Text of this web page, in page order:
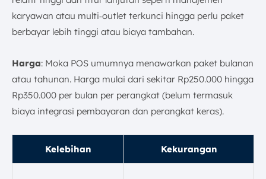
karyawan atau multi‑outlet terkunci hingga perlu paket
berbayar lebih tinggi atau biaya tambahan.
Harga: Moka POS umumnya menawarkan paket bulanan
atau tahunan. Harga mulai dari sekitar Rp250.000 hingga
Rp350.000 per bulan per perangkat (belum termasuk
biaya integrasi pembayaran dan perangkat keras).
Kelebihan Kekurangan